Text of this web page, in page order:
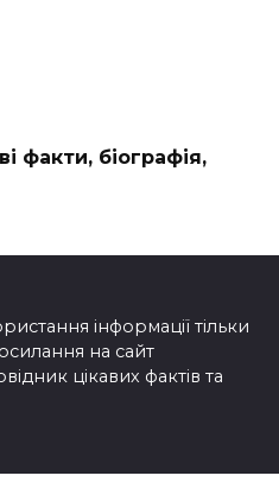
факти, біографія,
інформації тільки
на сайт
цікавих фактів та